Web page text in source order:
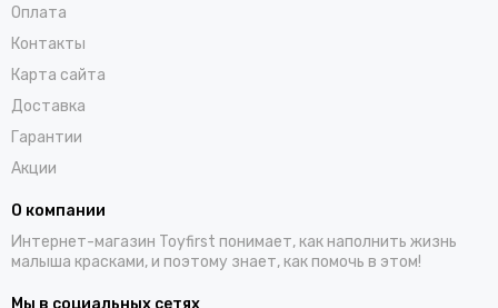
Оплата
Контакты
Карта сайта
Доставка
Гарантии
Акции
О компании
Интернет-магазин Toyfirst понимает, как наполнить жизнь
малыша красками, и поэтому знает, как помочь в этом!
Мы в социальных сетях